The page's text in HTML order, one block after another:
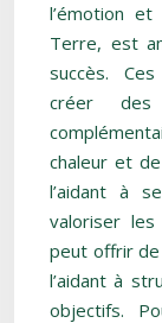
l’émotion
Terre, est
succès.
créer des
chaleur et
l’aidant à
valoriser les
peut offrir de
l’aidant à
objectifs.